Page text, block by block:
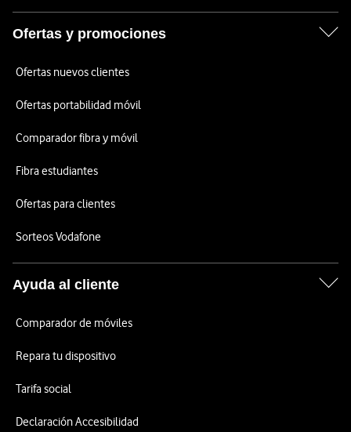
Ofertas y promociones
Ofertas nuevos clientes
Ofertas portabilidad móvil
Comparador fibra y móvil
Fibra estudiantes
Ofertas para clientes
Sorteos Vodafone
Ayuda al cliente
Comparador de móviles
Repara tu dispositivo
Tarifa social
Declaración Accesibilidad